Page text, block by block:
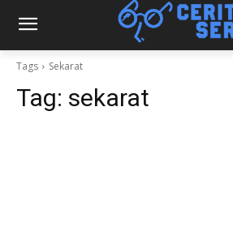
Tags Sekarat
Tag: sekarat